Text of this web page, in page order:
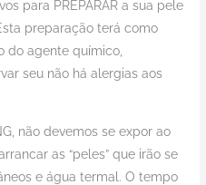
para PREPARAR a sua pele
preparação terá como
do agente químico,
seu não há alergias aos
não devemos se expor ao
as “peles” que irão se
e água termal. O tempo